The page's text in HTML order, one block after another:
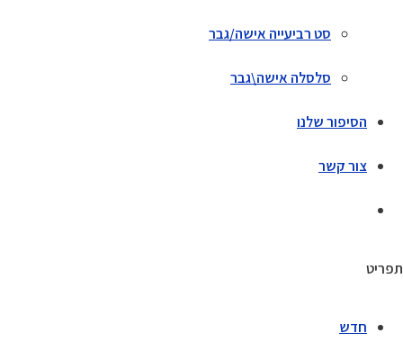
סט רביעייה אישה/גבר
סלסלה אישה\גבר
הסיפור שלנו
צור קשר
תפריט
חדש